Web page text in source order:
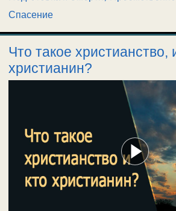
Спасение
Что такое христианство,
христианин?